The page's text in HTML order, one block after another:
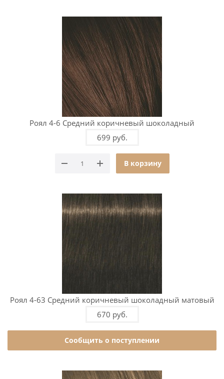
Роял 4-6 Средний коричневый шоколадный
699 руб.
В корзину
Роял 4-63 Средний коричневый шоколадный матовый
670 руб.
Сообщить о поступлении